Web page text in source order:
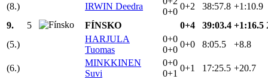
(8.) IRWIN Deedra
0+0
0+2 38:57.8 +1:10.9
9.
5 FÍNSKO 0+4 39:03.4 +1:16.5
(5.)
HARJULA
Tuomas
0+0
0+0
0+0 8:05.5 +8.8
(6.)
MINKKINEN
Suvi
0+0
0+1
0+1 17:25.5 +20.7